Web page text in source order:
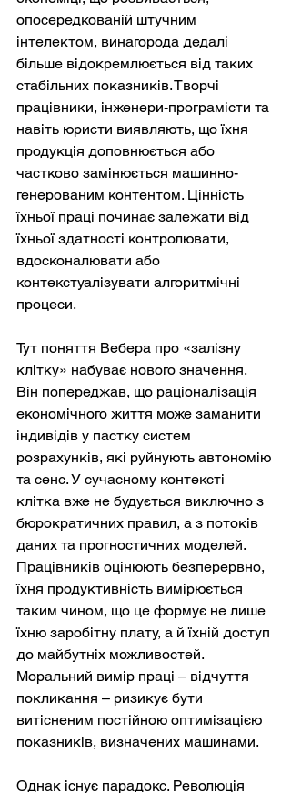
опосередкованій штучним
інтелектом, винагорода дедалі
більше відокремлюється від таких
стабільних показників. Творчі
працівники, інженери-програмісти та
навіть юристи виявляють, що їхня
продукція доповнюється або
частково замінюється машинно-
генерованим контентом. Цінність
їхньої праці починає залежати від
їхньої здатності контролювати,
вдосконалювати або
контекстуалізувати алгоритмічні
процеси.
Тут поняття Вебера про «залізну
клітку» набуває нового значення.
Він попереджав, що раціоналізація
економічного життя може заманити
індивідів у пастку систем
розрахунків, які руйнують автономію
та сенс. У сучасному контексті
клітка вже не будується виключно з
бюрократичних правил, а з потоків
даних та прогностичних моделей.
Працівників оцінюють безперервно,
їхня продуктивність вимірюється
таким чином, що це формує не лише
їхню заробітну плату, а й їхній доступ
до майбутніх можливостей.
Моральний вимір праці – відчуття
покликання – ризикує бути
витісненим постійною оптимізацією
показників, визначених машинами.
Однак існує парадокс. Революція